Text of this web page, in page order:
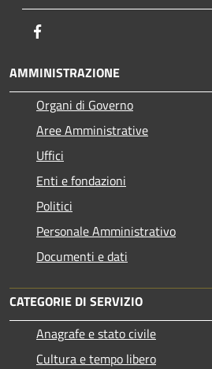
AMMINISTRAZIONE
Organi di Governo
Aree Amministrative
Uffici
Enti e fondazioni
Politici
Personale Amministrativo
Documenti e dati
CATEGORIE DI SERVIZIO
Anagrafe e stato civile
Cultura e tempo libero